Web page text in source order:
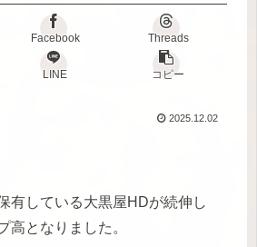
Facebook Threads
LINE コピー
2025.12.02
有している大黒屋HDが続伸し
高となりました。